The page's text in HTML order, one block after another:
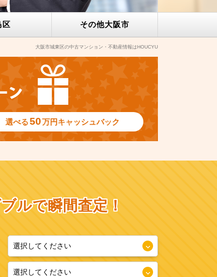
区 その他大阪市
大阪市城東区の中古マンション・不動産情報はHOUCYU
選べる50万円 キャッシュバック
ルで瞬間査定！